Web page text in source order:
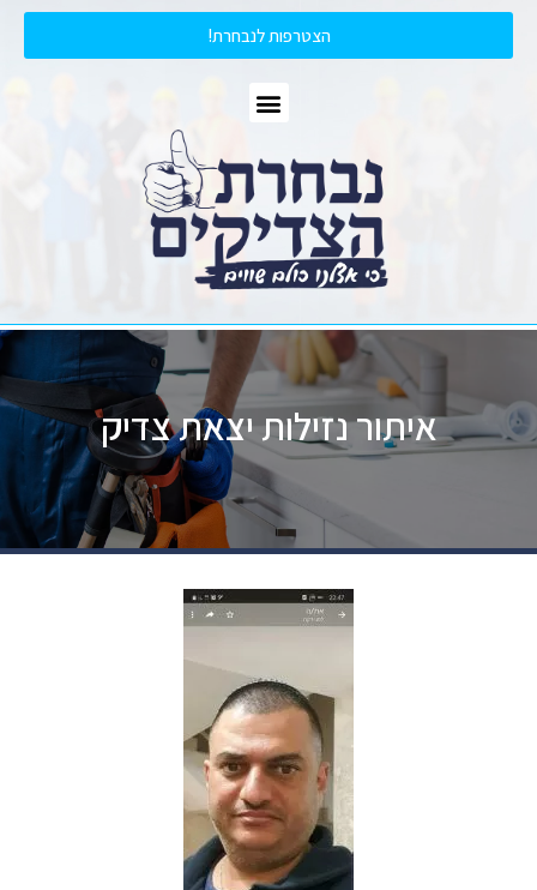
הצטרפות לנבחרת!
איתור נזילות יצאת צדיק